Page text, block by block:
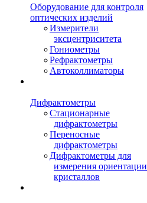
Оборудование для контроля
оптических изделий
Измерители
эксцентриситета
Гониометры
Рефрактометры
Автоколлиматоры
Дифрактометры
Стационарные
дифрактометры
Переносные
дифрактометры
Дифрактометры для
измерения ориентации
кристаллов